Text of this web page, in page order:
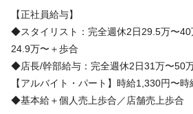
福利厚生の詳細
◆社会保険完備
◆残業手当
◆資格手当
福利厚生の詳細
◆基本給+「歩合給」
◆社会保険完備
◆残業手当
◆資格手当
◆役職手当
【正社員給与】
◆スタイリスト：完全週休2日29.5万〜40
24.9万〜＋歩合
◆店長/幹部給与：完全週休2日31万〜50
【アルバイト・パート】時給1,330円〜
◆基本給＋個人売上歩合／店舗売上歩合